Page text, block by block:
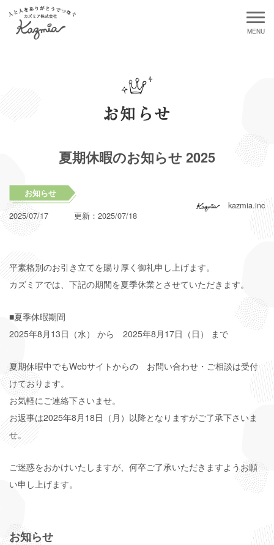
お知らせ
夏期休暇のお知らせ 2025
お知らせ
2025/07/17 更新：2025/07/18
kazmia.inc
平素格別のお引き立てを賜り厚く御礼申し上げます。
カズミアでは、下記の期間を夏季休業とさせていただきます。
■夏季休暇期間
2025年8月13日（水） から 2025年8月17日（日） まで
夏期休暇中でもWebサイトからの お問い合わせ・ご相談は受付
けております。
お気軽にご連絡下さいませ。
お返事は2025年8月18日（月）以降となりますがご了承下さいま
せ。
ご迷惑をおかけいたしますが、何卒ご了承いただきますようお願
い申し上げます。
お知らせ